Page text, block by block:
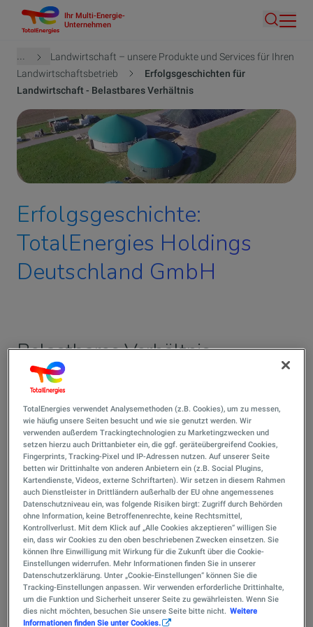
Inhalt
Ihr Multi-Energie-
Unternehmen
Suche
Pfadnavigation
...
Landwirtschaft – unsere Produkte und Services für Ihren
Landwirtschaftsbetrieb
Erfolgsgeschichten für
Landwirtschaft - Belastbares Verhältnis
Erfolgsgeschichte:
TotalEnergies Holdings
Deutschland GmbH
Belastbares Verhältnis
Das Kundenzentrum Stralsund der TotalEnergies
Wärme&Kraftstoff Deutschland GmbH kann auf eine
mehr als 25-jährige Historie zurückblicken. Gerade
Kunden aus der Landwirtschaft betonen die
vertrauensvolle Beziehung zu „ihrem“ Mineralölhändler.
Handel hat eine jahrhundertelange Tradition in
Stralsund, schließlich gehörte die Hafenstadt einst zu
den Gründungsmitgliedern der Hanse. Als ehrbare
Kaufleute sehen sich auch die Mitarbeiter von
TotalEnergies in Stralsund. Das Kundenzentrum Nordost
geht zurück auf einen Familienbetrieb, gegründet 1991,
der 2008 in der TotalEnergies Wärme&Kraftstoff
Deutschland GmbH aufging. „Das familiäre und die gute
Kundenbindung ist aber geblieben“, betont Thomas
TotalEnergies verwendet Analysemethoden (z.B. Cookies), um zu messen,
wie häufig unsere Seiten besucht und wie sie genutzt werden. Wir
verwenden außerdem Trackingtechnologien zu Marketingzwecken und
setzen hierzu auch Drittanbieter ein, die ggf. geräteübergreifend Cookies,
Fingerprints, Tracking-Pixel und IP-Adressen nutzen. Auf unserer Seite
betten wir Drittinhalte von anderen Anbietern ein (z.B. Social Plugins,
Kartendienste, Videos, externe Schriftarten). Wir setzen in diesem Rahmen
auch Dienstleister in Drittländern außerhalb der EU ohne angemessenes
Datenschutzniveau ein, was folgende Risiken birgt: Zugriff durch Behörden
ohne Information, keine Betroffenenrechte, keine Rechtsmittel,
Kontrollverlust. Mit dem Klick auf „Alle Cookies akzeptieren“ willigen Sie
ein, dass wir Cookies zu den oben beschriebenen Zwecken einsetzen. Sie
können Ihre Einwilligung mit Wirkung für die Zukunft über die Cookie-
Einstellungen widerrufen. Mehr Informationen finden Sie in unserer
Datenschutzerklärung. Unter „Cookie-Einstellungen“ können Sie die
Tracking-Einstellungen anpassen. Wir verwenden erforderliche Drittinhalte,
um die Funktion und Sicherheit unserer Seite zu gewährleisten. Wenn Sie
dies nicht möchten, besuchen Sie unsere Seite bitte nicht. Weitere
Informationen finden Sie unter Cookies.